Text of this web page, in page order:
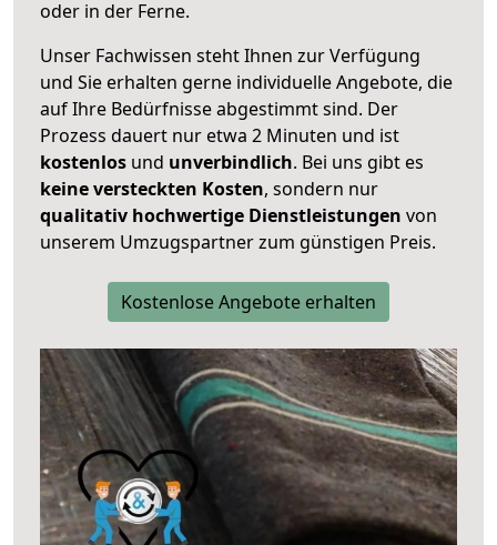
oder in der Ferne.
Unser Fachwissen steht Ihnen zur Verfügung
und Sie erhalten gerne individuelle Angebote, die
auf Ihre Bedürfnisse abgestimmt sind. Der
Prozess dauert nur etwa 2 Minuten und ist
kostenlos und unverbindlich. Bei uns gibt es
keine versteckten Kosten, sondern nur
qualitativ hochwertige Dienstleistungen von
unserem Umzugspartner zum günstigen Preis.
Kostenlose Angebote erhalten